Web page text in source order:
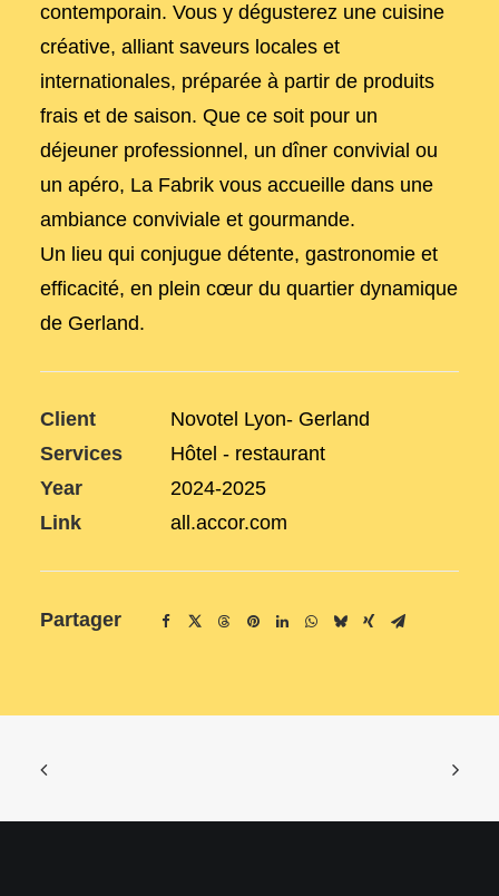
contemporain. Vous y dégusterez une cuisine
créative, alliant saveurs locales et
internationales, préparée à partir de produits
frais et de saison. Que ce soit pour un
déjeuner professionnel, un dîner convivial ou
un apéro, La Fabrik vous accueille dans une
ambiance conviviale et gourmande.
Un lieu qui conjugue détente, gastronomie et
efficacité, en plein cœur du quartier dynamique
de Gerland.
Client
Novotel Lyon- Gerland
Services
Hôtel - restaurant
Year
2024-2025
Link
all.accor.com
Partager